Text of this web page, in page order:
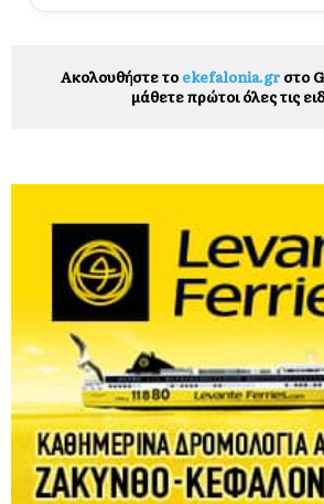
Ακολουθήστε το ekefalonia.grστο
μάθετε πρώτοι όλες τις